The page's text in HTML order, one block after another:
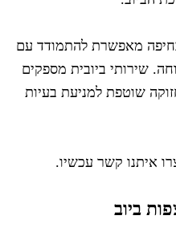
מאפשרת להתמודד עם
שירותי ביובית מספקים
שוטפת למניעת בעיות
איתנו קשר עכשיו.
ביוב